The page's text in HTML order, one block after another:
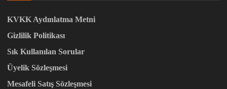
KVKK Aydınlatma Metni
Gizlilik Politikası
Sık Kullanılan Sorular
Üyelik Sözleşmesi
Mesafeli Satış Sözleşmesi